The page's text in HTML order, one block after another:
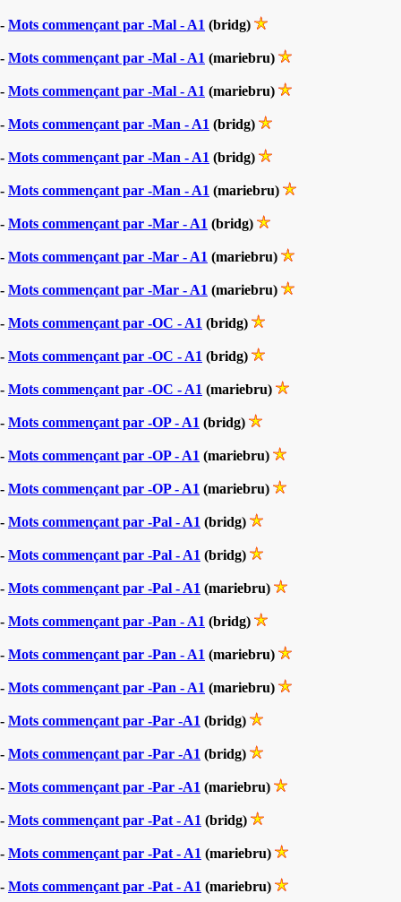
- Mots commençant par -Mal - A1 (bridg)
- Mots commençant par -Mal - A1 (mariebru)
- Mots commençant par -Mal - A1 (mariebru)
- Mots commençant par -Man - A1 (bridg)
- Mots commençant par -Man - A1 (bridg)
- Mots commençant par -Man - A1 (mariebru)
- Mots commençant par -Mar - A1 (bridg)
- Mots commençant par -Mar - A1 (mariebru)
- Mots commençant par -Mar - A1 (mariebru)
- Mots commençant par -OC - A1 (bridg)
- Mots commençant par -OC - A1 (bridg)
- Mots commençant par -OC - A1 (mariebru)
- Mots commençant par -OP - A1 (bridg)
- Mots commençant par -OP - A1 (mariebru)
- Mots commençant par -OP - A1 (mariebru)
- Mots commençant par -Pal - A1 (bridg)
- Mots commençant par -Pal - A1 (bridg)
- Mots commençant par -Pal - A1 (mariebru)
- Mots commençant par -Pan - A1 (bridg)
- Mots commençant par -Pan - A1 (mariebru)
- Mots commençant par -Pan - A1 (mariebru)
- Mots commençant par -Par -A1 (bridg)
- Mots commençant par -Par -A1 (bridg)
- Mots commençant par -Par -A1 (mariebru)
- Mots commençant par -Pat - A1 (bridg)
- Mots commençant par -Pat - A1 (mariebru)
- Mots commençant par -Pat - A1 (mariebru)